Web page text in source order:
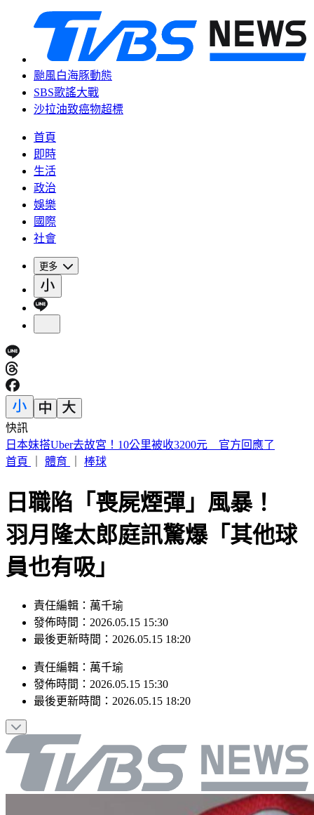
颱風白海豚動態
SBS歌謠大戰
沙拉油致癌物超標
首頁
即時
生活
政治
娛樂
國際
社會
更多
快訊
小草支持度流失5%全跑去民進黨？ 民眾黨周榆修：沒這感
覺
日職陷「喪屍煙彈」風暴！
羽月隆太郎庭訊驚爆「其他球
員也有吸」
責任編輯：萬千瑜
發佈時間：2026.05.15 15:30
責任編輯 ： 萬千瑜
發佈時間：2026.05.15 15:30